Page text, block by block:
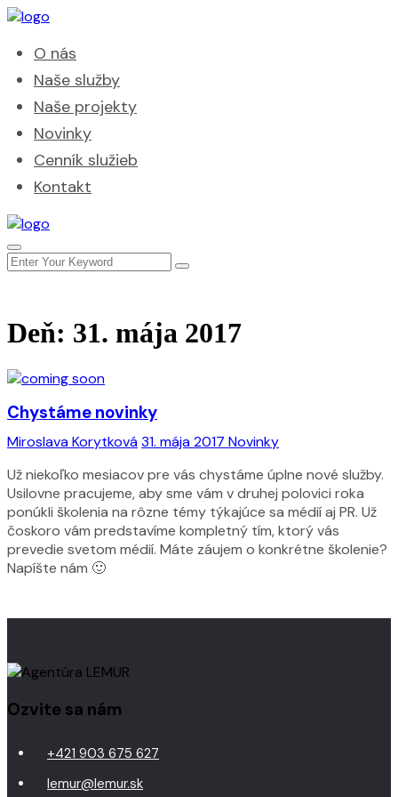
O nás
Naše služby
Naše projekty
Novinky
Cenník služieb
Kontakt
Deň: 31. mája 2017
Miroslava Korytková31. mája 2017 Novinky
Chystáme novinky
Už niekoľko mesiacov pre vás chystáme úplne nové služby.
Usilovne pracujeme, aby sme vám v druhej polovici roka
ponúkli školenia na rôzne témy týkajúce sa médií aj PR. Už
čoskoro vám predstavíme kompletný tím, ktorý vás
prevedie svetom médií. Máte záujem o konkrétne školenie?
Napíšte nám 🙂
Ozvite sa nám
+421 903 675 627
lemur@lemur.sk